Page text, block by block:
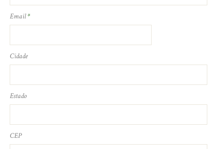
Email*
Cidade
Estado
CEP